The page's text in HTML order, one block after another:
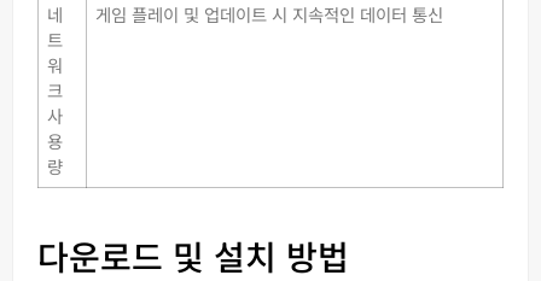
네
트
워
크
사
용
량
게임 플레이 및 업데이트 시 지속적인 데이터 통신
다운로드 및 설치 방법